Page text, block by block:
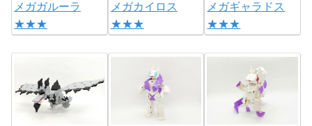
メガガルーラ
★★★
メガカイロス
★★★
メガギャラドス
★★★